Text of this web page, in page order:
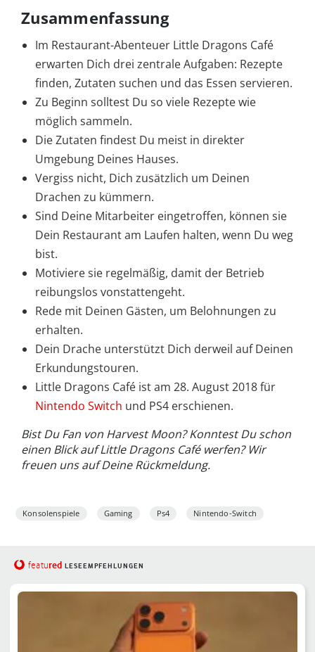
Zusammenfassung
Im Restaurant-Abenteuer Little Dragons Café
erwarten Dich drei zentrale Aufgaben: Rezepte
finden, Zutaten suchen und das Essen servieren.
Zu Beginn solltest Du so viele Rezepte wie
möglich sammeln.
Die Zutaten findest Du meist in direkter
Umgebung Deines Hauses.
Vergiss nicht, Dich zusätzlich um Deinen
Drachen zu kümmern.
Sind Deine Mitarbeiter eingetroffen, können sie
Dein Restaurant am Laufen halten, wenn Du weg
bist.
Motiviere sie regelmäßig, damit der Betrieb
reibungslos vonstattengeht.
Rede mit Deinen Gästen, um Belohnungen zu
erhalten.
Dein Drache unterstützt Dich derweil auf Deinen
Erkundungstouren.
Little Dragons Café ist am 28. August 2018 für
Nintendo Switch und PS4 erschienen.
Bist Du Fan von Harvest Moon? Konntest Du schon
einen Blick auf Little Dragons Café werfen? Wir
freuen uns auf Deine Rückmeldung.
Konsolenspiele Gaming Ps4 Nintendo-Switch
featured LESEEMPFEHLUNGEN